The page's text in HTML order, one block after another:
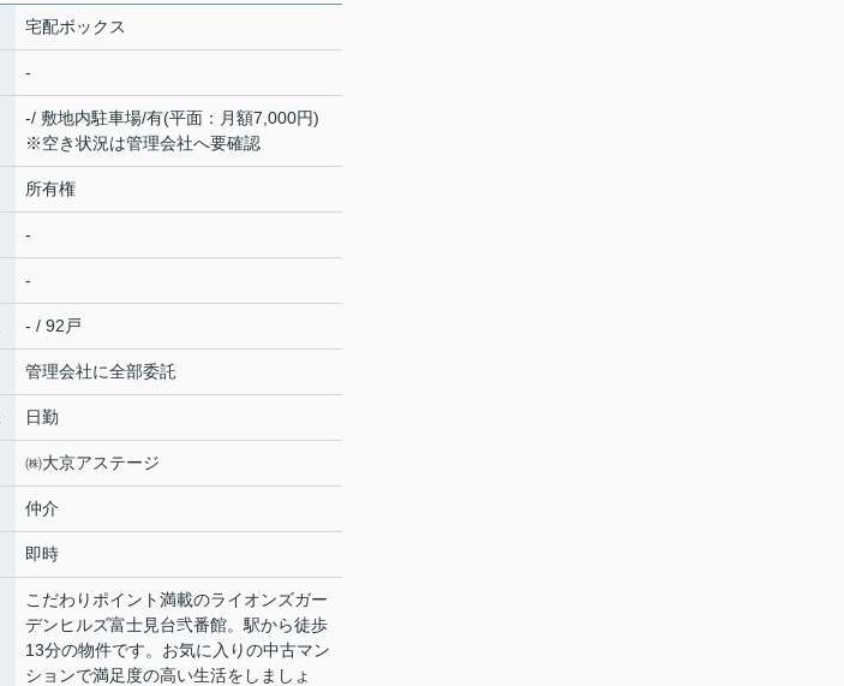
宅配ボックス
-
-/ 敷地内駐車場/有(平面：月額7,000円)
※空き状況は管理会社へ要確認
所有権
-
-
- / 92戸
管理会社に全部委託
日勤
㈱大京アステージ
仲介
即時
こだわりポイント満載のライオンズガー
デンヒルズ富士見台弐番館。駅から徒歩
13分の物件です。お気に入りの中古マン
ションで満足度の高い生活をしましょ